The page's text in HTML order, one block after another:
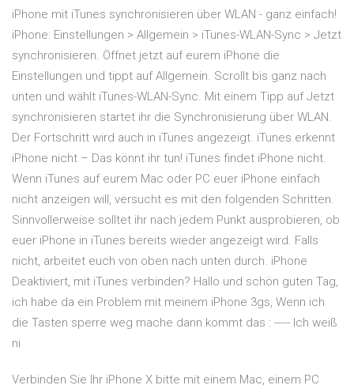
iPhone mit iTunes synchronisieren über WLAN - ganz einfach!
iPhone: Einstellungen > Allgemein > iTunes-WLAN-Sync > Jetzt
synchronisieren. Öffnet jetzt auf eurem iPhone die
Einstellungen und tippt auf Allgemein. Scrollt bis ganz nach
unten und wählt iTunes-WLAN-Sync. Mit einem Tipp auf Jetzt
synchronisieren startet ihr die Synchronisierung über WLAN.
Der Fortschritt wird auch in iTunes angezeigt. iTunes erkennt
iPhone nicht – Das könnt ihr tun! iTunes findet iPhone nicht.
Wenn iTunes auf eurem Mac oder PC euer iPhone einfach
nicht anzeigen will, versucht es mit den folgenden Schritten.
Sinnvollerweise solltet ihr nach jedem Punkt ausprobieren, ob
euer iPhone in iTunes bereits wieder angezeigt wird. Falls
nicht, arbeitet euch von oben nach unten durch. iPhone
Deaktiviert, mit iTunes verbinden? Hallo und schön guten Tag,
ich habe da ein Problem mit meinem iPhone 3gs, Wenn ich
die Tasten sperre weg mache dann kommt das : ----- Ich weiß
ni
Verbinden Sie Ihr iPhone X bitte mit einem Mac, einem PC